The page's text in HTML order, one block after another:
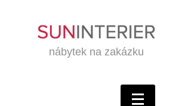
nábytek na zakázku